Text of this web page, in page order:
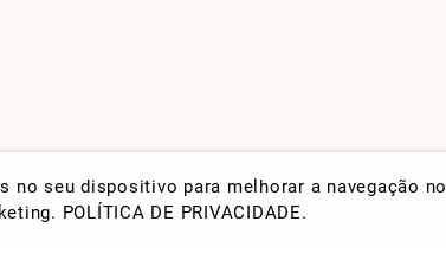
no seu dispositivo para melhorar a navegação no
POLÍTICA DE PRIVACIDADE.